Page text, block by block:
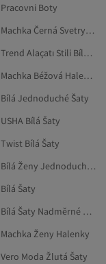
Pracovni Boty
Machka Černá Svetry A Propínací Svetry
Trend Alaçatı Stili Bílá Šaty
Machka Béžová Halenky
Bílá Jednoduché Šaty
USHA Bílá Šaty
Twist Bílá Šaty
Bílá Ženy Jednoduché Večerní Šaty
Bílá Šaty
Bílá Šaty Nadměrné Velikosti
Machka Ženy Halenky
Vero Moda Žlutá Šaty